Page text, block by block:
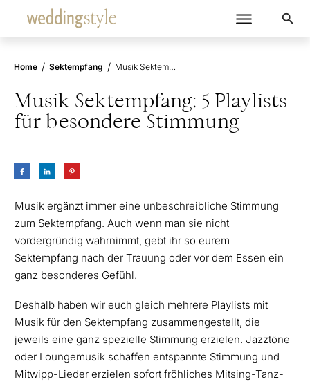
Home / Sektempfang / Musik Sektempfang: 5 Playlists für besondere Stimmung
Musik Sektempfang: 5 Playlists
für besondere Stimmung
Musik ergänzt immer eine unbeschreibliche Stimmung
zum Sektempfang. Auch wenn man sie nicht
vordergründig wahrnimmt, gebt ihr so eurem
Sektempfang nach der Trauung oder vor dem Essen ein
ganz besonderes Gefühl.
Deshalb haben wir euch gleich mehrere Playlists mit
Musik für den Sektempfang zusammengestellt, die
jeweils eine ganz spezielle Stimmung erzielen. Jazztöne
oder Loungemusik schaffen entspannte Stimmung und
Mitwipp-Lieder erzielen sofort fröhliches Mitsing-Tanz-